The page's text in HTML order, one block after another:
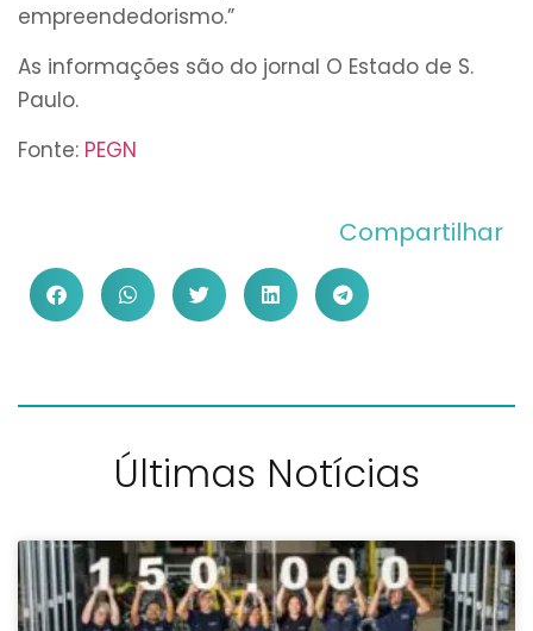
empreendedorismo.”
As informações são do jornal O Estado de S.
Paulo.
Fonte: PEGN
Compartilhar
Últimas Notícias